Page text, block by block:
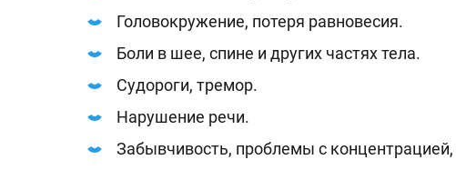
Головокружение, потеря равновесия.
Боли в шее, спине и других частях тела.
Судороги, тремор.
Нарушение речи.
Забывчивость, проблемы с